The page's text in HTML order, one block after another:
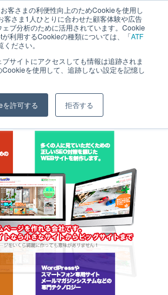
客さまの利便性向上のためCookieを使用し
客さま1人ひとりに合わせた顧客体験や広告
ェブ分析のために活用されています。Cookie
利用するCookieの種類については、「ATF
ください。
サイトにアクセスしても情報は追跡されま
を使用して、追跡しない設定を記憶し
を許可する 拒否する
制作事業部 コンサルティングFIRM
ージ制作する